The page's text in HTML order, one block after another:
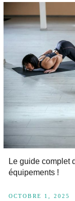
Le guide complet
équipements !
OCTOBRE 1, 2025